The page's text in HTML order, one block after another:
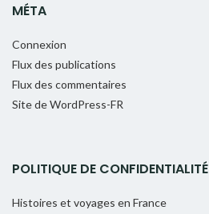
MÉTA
Connexion
Flux des publications
Flux des commentaires
Site de WordPress-FR
POLITIQUE DE CONFIDENTIALITÉ
Histoires et voyages en France